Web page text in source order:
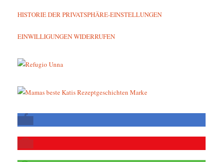
HISTORIE DER PRIVATSPHÄRE-EINSTELLUNGEN
EINWILLIGUNGEN WIDERRUFEN